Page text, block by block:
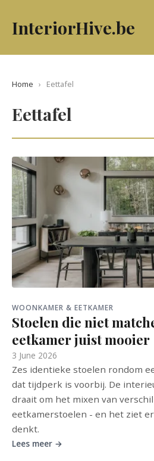
InteriorHive.be
Home › Eettafel
Eettafel
WOONKAMER & EETKAMER
Stoelen die niet
eetkamer juist mooier
3 June 2026
Zes identieke stoelen rondom
dat tijdperk is voorbij. De
draait om het mixen van
eetkamerstoelen - en het ziet
denkt.
Lees meer →